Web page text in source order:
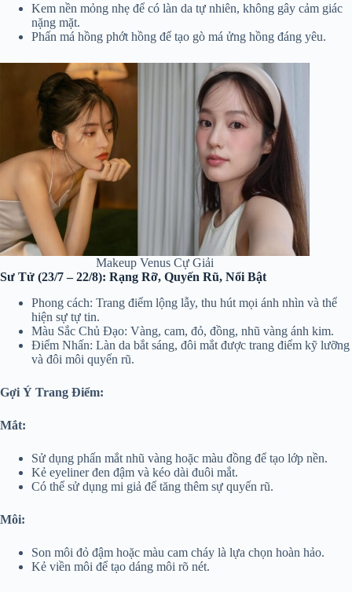
Kem nền mỏng nhẹ để có làn da tự nhiên, không gây cảm giác
nặng mặt.
Phấn má hồng phớt hồng để tạo gò má ửng hồng đáng yêu.
Makeup Venus Cự Giải
Sư Tử (23/7 – 22/8): Rạng Rỡ, Quyến Rũ, Nổi Bật
Phong cách: Trang điểm lộng lẫy, thu hút mọi ánh nhìn và thể
hiện sự tự tin.
Màu Sắc Chủ Đạo: Vàng, cam, đỏ, đồng, nhũ vàng ánh kim.
Điểm Nhấn: Làn da bắt sáng, đôi mắt được trang điểm kỹ lưỡng
và đôi môi quyến rũ.
Gợi Ý Trang Điểm:
Mắt:
Sử dụng phấn mắt nhũ vàng hoặc màu đồng để tạo lớp nền.
Kẻ eyeliner đen đậm và kéo dài đuôi mắt.
Có thể sử dụng mi giả để tăng thêm sự quyến rũ.
Môi:
Son môi đỏ đậm hoặc màu cam cháy là lựa chọn hoàn hảo.
Kẻ viền môi để tạo dáng môi rõ nét.